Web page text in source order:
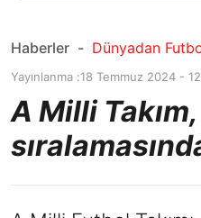
Haberler - Dünyadan
Yayınlanma :18 Temmuz 2024 -
A Milli Takım,